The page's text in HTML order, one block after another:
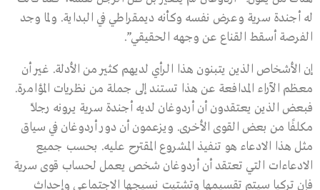
له أجندة سرية وعرض نفسه وكأنه ديمقراطي في البداية. ولما وجد
الفرصة أسقط القناع عن وجهه الحقيقي”.
إن الأشخاص الذين يتبنون هذا الرأي لديهم كثير من الأدلة. غير أن
معظم الآراء المدافعة عن هذا تستند إلى جملة من نظريات المؤامرة.
فبعض الذين يعتقدون أن أردوغان لديه أجندة سرية يرونه رجلاً
مكلفًا من بعض القوى الأخرى. ويزعمون أن دور أردوغان في سياق
مثل هذا الادعاء هو تنفيذ المشروع المقترح عليه. بحسب جميع
الادعاءات التي تعتقد أن أردوغان شخص يعمل لحساب قوى سرية
فإن تركيا سيتم تقسيمها وتشتيت نسيجها الاجتماعي وإحداث